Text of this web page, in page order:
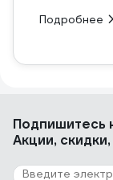
Подробнее
Подпишитесь
Акции,